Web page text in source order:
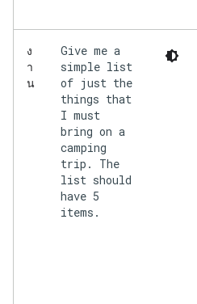
ง
า
น
Give me a
simple list
of just the
things that
I must
bring on a
camping
trip. The
list should
have 5
items.